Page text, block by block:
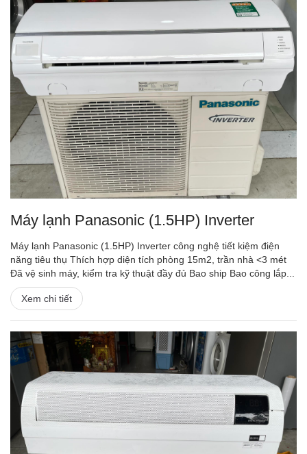
Máy lạnh Panasonic (1.5HP) Inverter
Máy lạnh Panasonic (1.5HP) Inverter công nghệ tiết kiệm điện
năng tiêu thụ Thích hợp diện tích phòng 15m2, trần nhà <3 mét
Đã vệ sinh máy, kiểm tra kỹ thuật đầy đủ Bao ship Bao công lắp...
Xem chi tiết